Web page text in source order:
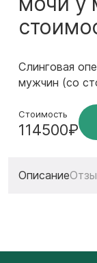
Слинговая
мужчин (со
Стоимость
114500₽
Описание